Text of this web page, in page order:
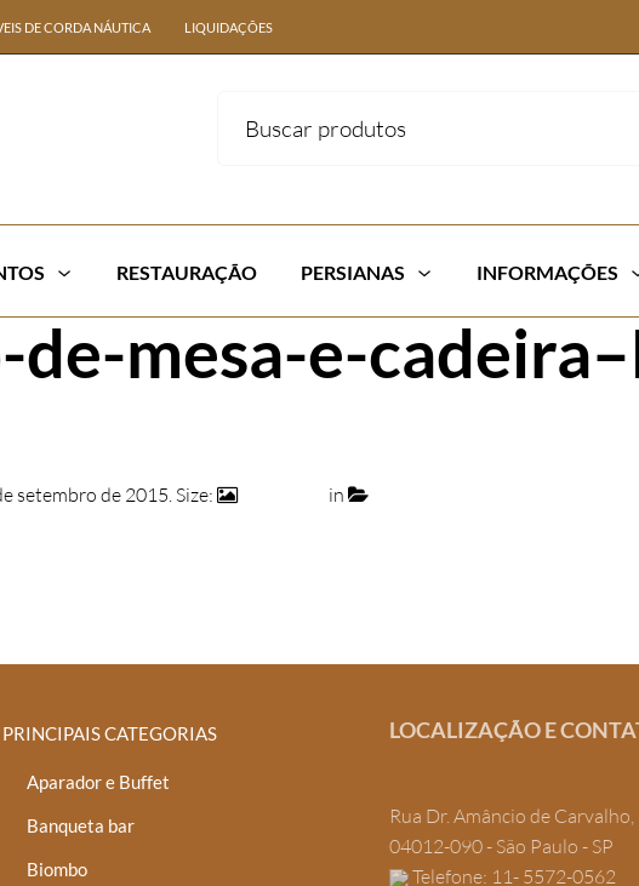
DE CORDA NÁUTICA LIQUIDAÇÕES
RESTAURAÇÃO PERSIANAS INFORMAÇÕES
mesa-e-
setembro de 2015 . Size: in
PRINCIPAIS CATEGORIAS
Aparador e Buffet
Banqueta bar
Biombo
LOCALIZAÇÃO E
Rua Dr. Amâncio de Carvalho,
04012-090 - São Paulo - SP
Telefone: 11- 5572-0562